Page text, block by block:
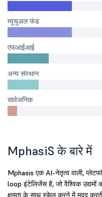
म्यूचुअल फंड
एफआईआई
अन्य संस्थान
सार्वजनिक
MphasiS के बारे में
Mphasis एक AI-नेतृत्व वाली,
loop इंटेलिजेंस है, जो वैश्विक
क्षमता के साथ स्केल करने में मदद